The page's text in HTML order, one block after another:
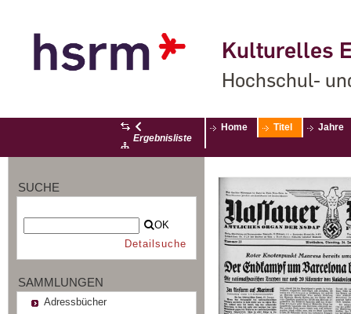
Kulturelles
Hochschul-
Ergebnisliste
Home Titel Jahre
SUCHE
OK
Detailsuche
SAMMLUNGEN
Adressbücher